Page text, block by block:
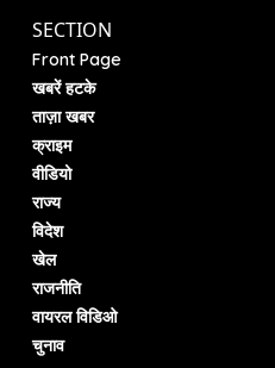
SECTION
Front Page
खबरें हटके
ताज़ा खबर
क्राइम
वीडियो
राज्य
विदेश
खेल
राजनीति
वायरल विडिओ
चुनाव